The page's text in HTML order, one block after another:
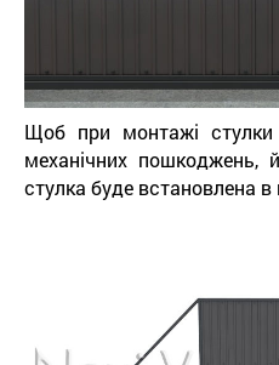
Щоб при монтажі
механічних пошкоджень,
стулка буде встановлена ​​в